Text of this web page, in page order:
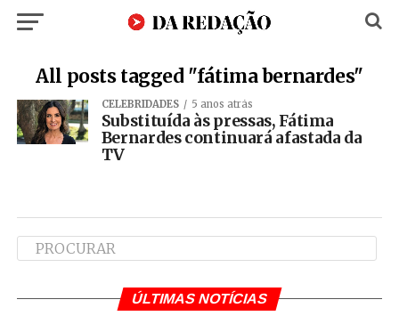
All posts tagged "fátima bernardes"
CELEBRIDADES 5 anos atrás
Substituída às pressas, Fátima
Bernardes continuará afastada da
TV
ÚLTIMAS NOTÍCIAS